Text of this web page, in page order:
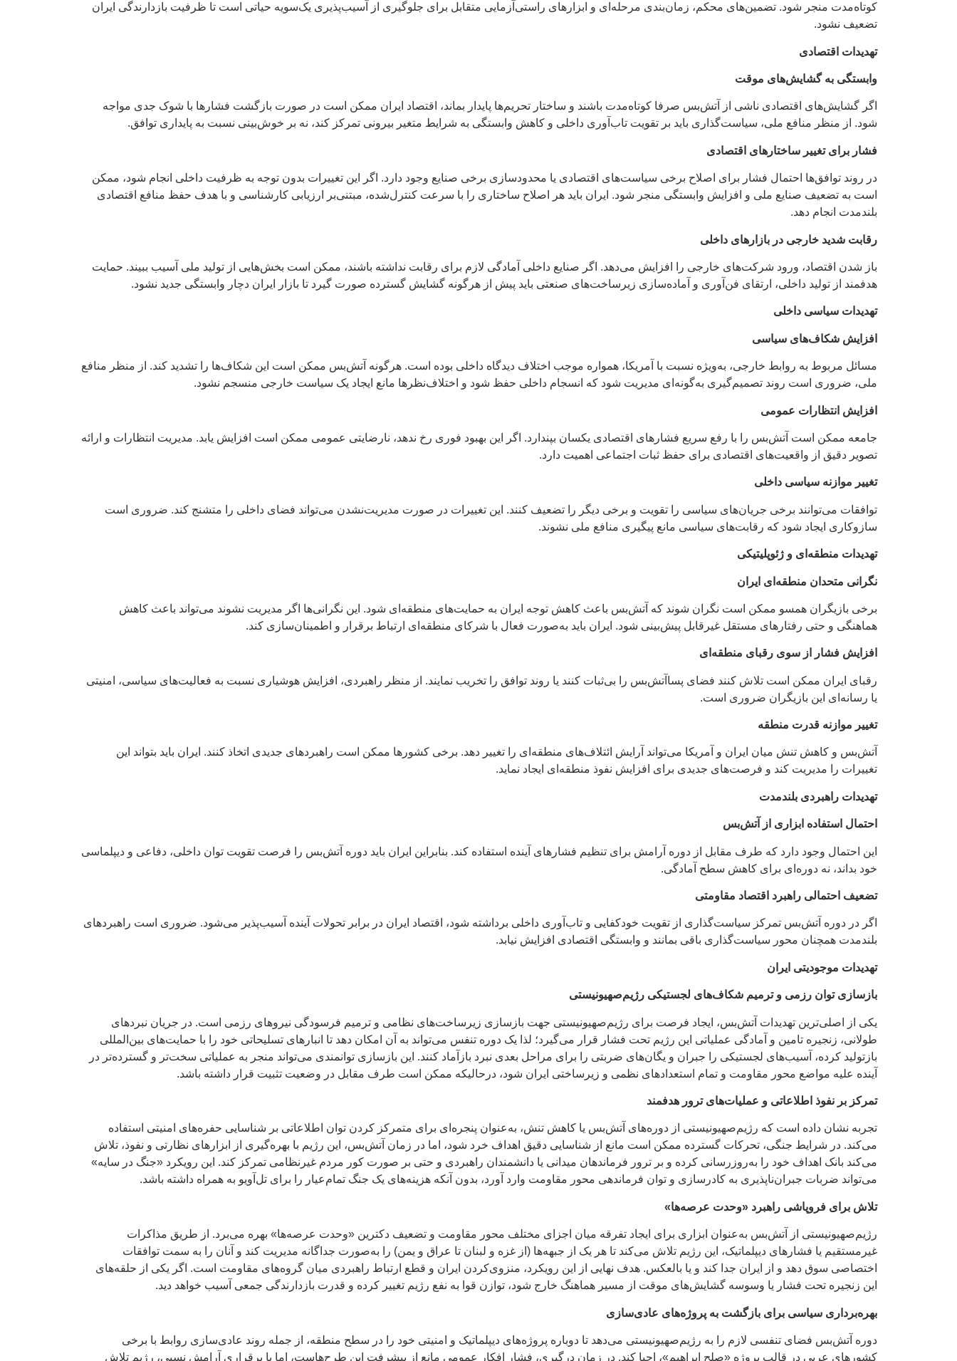
کوتاه‌مدت منجر شود. تضمین‌های محکم، زمان‌بندی مرحله‌ای و ابزارهای راستی‌آزمایی متقابل برای جلوگیری از آسیب‌پذیری یک‌سویه حیاتی است تا ظرفیت بازدارندگی ایران
تضعیف نشود.
تهدیدات اقتصادی
وابستگی به گشایش‌های موقت
اگر گشایش‌های اقتصادی ناشی از آتش‌بس صرفا کوتاه‌مدت باشند و ساختار تحریم‌ها پایدار بماند، اقتصاد ایران ممکن است در صورت بازگشت فشارها با شوک جدی مواجه
شود. از منظر منافع ملی، سیاست‌گذاری باید بر تقویت تاب‌آوری داخلی و کاهش وابستگی به شرایط متغیر بیرونی تمرکز کند، نه بر خوش‌بینی نسبت به پایداری توافق.
فشار برای تغییر ساختارهای اقتصادی
در روند توافق‌ها احتمال فشار برای اصلاح برخی سیاست‌های اقتصادی یا محدودسازی برخی صنایع وجود دارد. اگر این تغییرات بدون توجه به ظرفیت داخلی انجام شود، ممکن
است به تضعیف صنایع ملی و افزایش وابستگی منجر شود. ایران باید هر اصلاح ساختاری را با سرعت کنترل‌شده، مبتنی‌بر ارزیابی کارشناسی و با هدف حفظ منافع اقتصادی
بلندمدت انجام دهد.
رقابت شدید خارجی در بازارهای داخلی
باز شدن اقتصاد، ورود شرکت‌های خارجی را افزایش می‌دهد. اگر صنایع داخلی آمادگی لازم برای رقابت نداشته باشند، ممکن است بخش‌هایی از تولید ملی آسیب ببیند. حمایت
هدفمند از تولید داخلی، ارتقای فن‌آوری و آماده‌سازی زیرساخت‌های صنعتی باید پیش از هرگونه گشایش گسترده صورت گیرد تا بازار ایران دچار وابستگی جدید نشود.
تهدیدات سیاسی داخلی
افزایش شکاف‌های سیاسی
مسائل مربوط به روابط خارجی، به‌ویژه نسبت با آمریکا، همواره موجب اختلاف دیدگاه داخلی بوده است. هرگونه آتش‌بس ممکن است این شکاف‌ها را تشدید کند. از منظر منافع
ملی، ضروری است روند تصمیم‌گیری به‌گونه‌ای مدیریت شود که انسجام داخلی حفظ شود و اختلاف‌نظرها مانع ایجاد یک سیاست خارجی منسجم نشود.
افزایش انتظارات عمومی
جامعه ممکن است آتش‌بس را با رفع سریع فشارهای اقتصادی یکسان بپندارد. اگر این بهبود فوری رخ ندهد، نارضایتی عمومی ممکن است افزایش یابد. مدیریت انتظارات و ارائه
تصویر دقیق از واقعیت‌های اقتصادی برای حفظ ثبات اجتماعی اهمیت دارد.
تغییر موازنه سیاسی داخلی
توافقات می‌توانند برخی جریان‌های سیاسی را تقویت و برخی دیگر را تضعیف کنند. این تغییرات در صورت مدیریت‌نشدن می‌تواند فضای داخلی را متشنج کند. ضروری است
سازوکاری ایجاد شود که رقابت‌های سیاسی مانع پیگیری منافع ملی نشوند.
تهدیدات منطقه‌ای و ژئوپلیتیکی
نگرانی متحدان منطقه‌ای ایران
برخی بازیگران همسو ممکن است نگران شوند که آتش‌بس باعث کاهش توجه ایران به حمایت‌های منطقه‌ای شود. این نگرانی‌ها اگر مدیریت نشوند می‌تواند باعث کاهش
هماهنگی و حتی رفتارهای مستقل غیرقابل پیش‌بینی شود. ایران باید به‌صورت فعال با شرکای منطقه‌ای ارتباط برقرار و اطمینان‌سازی کند.
افزایش فشار از سوی رقبای منطقه‌ای
رقبای ایران ممکن است تلاش کنند فضای پسا‌آتش‌بس را بی‌ثبات کنند یا روند توافق را تخریب نمایند. از منظر راهبردی، افزایش هوشیاری نسبت به فعالیت‌های سیاسی، امنیتی
یا رسانه‌ای این بازیگران ضروری است.
تغییر موازنه قدرت منطقه
آتش‌بس و کاهش تنش میان ایران و آمریکا می‌تواند آرایش ائتلاف‌های منطقه‌ای را تغییر دهد. برخی کشورها ممکن است راهبردهای جدیدی اتخاذ کنند. ایران باید بتواند این
تغییرات را مدیریت کند و فرصت‌های جدیدی برای افزایش نفوذ منطقه‌ای ایجاد نماید.
تهدیدات راهبردی بلندمدت
احتمال استفاده ابزاری از آتش‌بس
این احتمال وجود دارد که طرف مقابل از دوره آرامش برای تنظیم فشارهای آینده استفاده کند. بنابراین ایران باید دوره آتش‌بس را فرصت تقویت توان داخلی، دفاعی و دیپلماسی
خود بداند، نه دوره‌ای برای کاهش سطح آمادگی.
تضعیف احتمالی راهبرد اقتصاد مقاومتی
اگر در دوره آتش‌بس تمرکز سیاست‌گذاری از تقویت خودکفایی و تاب‌آوری داخلی برداشته شود، اقتصاد ایران در برابر تحولات آینده آسیب‌پذیر می‌شود. ضروری است راهبردهای
بلندمدت همچنان محور سیاست‌گذاری باقی بمانند و وابستگی اقتصادی افزایش نیابد.
تهدیدات موجودیتی ایران
بازسازی توان رزمی و ترمیم شکاف‌های لجستیکی رژیم‌صهیونیستی
یکی از اصلی‌ترین تهدیدات آتش‌بس، ایجاد فرصت برای رژیم‌صهیونیستی جهت بازسازی زیرساخت‌های نظامی و ترمیم فرسودگی نیروهای رزمی است. در جریان نبردهای
طولانی، زنجیره تامین و آمادگی عملیاتی این رژیم تحت فشار قرار می‌گیرد؛ لذا یک دوره تنفس می‌تواند به آن امکان دهد تا انبار‌های تسلیحاتی خود را با حمایت‌های بین‌المللی
بازتولید کرده، آسیب‌های لجستیکی را جبران و یگان‌های ضربتی را برای مراحل بعدی نبرد بازآماد کنند. این بازسازی توانمندی می‌تواند منجر به عملیاتی سخت‌تر و گسترده‌تر در
آینده علیه مواضع محور مقاومت و تمام استعدادهای نظمی و زیرساختی ایران شود، درحالیکه ممکن است طرف مقابل در وضعیت تثبیت قرار داشته باشد.
تمرکز بر نفوذ اطلاعاتی و عملیات‌های ترور هدفمند
تجربه نشان داده است که رژیم‌صهیونیستی از دوره‌های آتش‌بس یا کاهش تنش، به‌عنوان پنجره‌ای برای متمرکز کردن توان اطلاعاتی بر شناسایی حفره‌های امنیتی استفاده
می‌کند. در شرایط جنگی، تحرکات گسترده ممکن است مانع از شناسایی دقیق اهداف خرد شود، اما در زمان آتش‌بس، این رژیم با بهره‌گیری از ابزارهای نظارتی و نفوذ، تلاش
می‌کند بانک اهداف خود را به‌روزرسانی کرده و بر ترور فرماندهان میدانی یا دانشمندان راهبردی و حتی بر صورت کور مردم غیرنظامی تمرکز کند. این رویکرد «جنگ در سایه»
می‌تواند ضربات جبران‌ناپذیری به کادرسازی و توان فرماندهی محور مقاومت وارد آورد، بدون آنکه هزینه‌های یک جنگ تمام‌عیار را برای تل‌آویو به همراه داشته باشد.
تلاش برای فروپاشی راهبرد «وحدت عرصه‌ها»
رژیم‌صهیونیستی از آتش‌بس به‌عنوان ابزاری برای ایجاد تفرقه میان اجزای مختلف محور مقاومت و تضعیف دکترین «وحدت عرصه‌ها» بهره می‌برد. از طریق مذاکرات
غیرمستقیم یا فشارهای دیپلماتیک، این رژیم تلاش می‌کند تا هر یک از جبهه‌ها (از غزه و لبنان تا عراق و یمن) را به‌صورت جداگانه مدیریت کند و آنان را به سمت توافقات
اختصاصی سوق دهد و از ایران جدا کند و یا بالعکس. هدف نهایی از این رویکرد، منزوی‌کردن ایران و قطع ارتباط راهبردی میان گروه‌های مقاومت است. اگر یکی از حلقه‌های
این زنجیره تحت فشار یا وسوسه گشایش‌های موقت از مسیر هماهنگ خارج شود، توازن قوا به نفع رژیم تغییر کرده و قدرت بازدارندگی جمعی آسیب خواهد دید.
بهره‌برداری سیاسی برای بازگشت به پروژه‌های عادی‌سازی
دوره آتش‌بس فضای تنفسی لازم را به رژیم‌صهیونیستی می‌دهد تا دوباره پروژه‌های دیپلماتیک و امنیتی خود را در سطح منطقه، از جمله روند عادی‌سازی روابط با برخی
کشورهای عربی در قالب پروژه «صلح ابراهیم»، احیا کند. در زمان درگیری، فشار افکار عمومی مانع از پیشرفت این طرح‌هاست، اما با برقراری آرامش نسبی، رژیم تلاش